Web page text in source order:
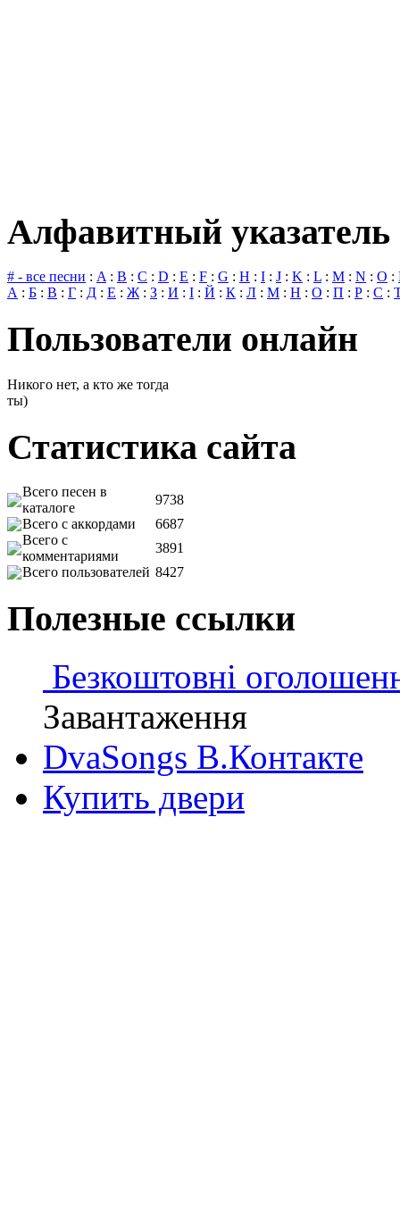
Алфавитный указатель
# - все песни : A: B : C : D : E : F : G : H : I : J : K : L : M : N : O :
А : Б : В : Г : Д : Е : Ж: З : И : І : Й : К : Л : М : Н : О : П : Р : С :
Пользователи онлайн
Никого нет, а кто же тогда
ты)
Статистика сайта
Всего песен в
каталоге
9738
Всего с аккордами
6687
Всего с
комментариями
3891
Всего пользователей 8427
Полезные ссылки
Безкоштовні
Завантаження
DvaSongs В.Контакте
Купить двери